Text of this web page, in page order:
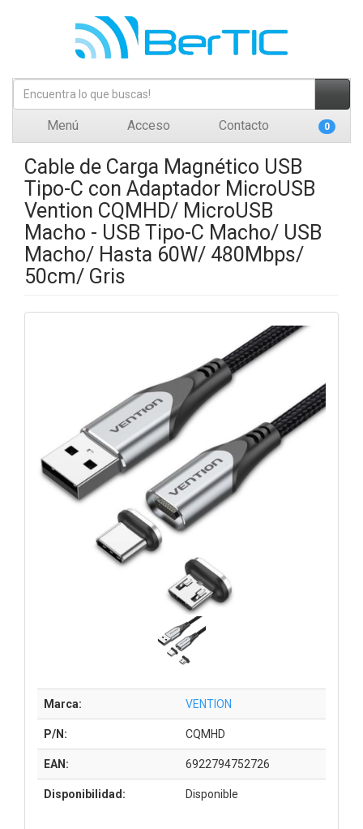
Menú Acceso Contacto 0
Cable de Carga Magnético USB
Tipo-C con Adaptador MicroUSB
Vention CQMHD/ MicroUSB
Macho - USB Tipo-C Macho/ USB
Macho/ Hasta 60W/ 480Mbps/
50cm/ Gris
Marca: VENTION
P/N: CQMHD
EAN: 6922794752726
Disponibilidad: Disponible